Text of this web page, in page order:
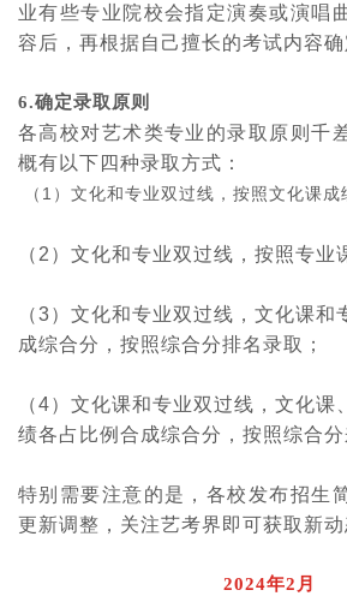
业有些专业院校会指定演奏或演唱
容后，再根据自己擅长的考试内容确
6.确定录取原则
各高校对艺术类专业的录取原则千
概有以下四种录取方式：
（ 1 ）文化和专业双过线，按照文化课成
（ 2 ）文化和专业双过线，按照专业
（3）文化和专业双过线，文化课和
成综合分，按照综合分排名录取；
（4）文化课和专业双过线，文化课
绩各占比例合成综合分，按照综合分
特别需要注意的是，各校发布招生
更新调整，关注艺考界即可获取新动
2024年2月